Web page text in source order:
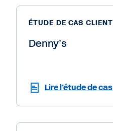
ÉTUDE DE CAS CLIENT
Denny’s
Lire l’étude de cas